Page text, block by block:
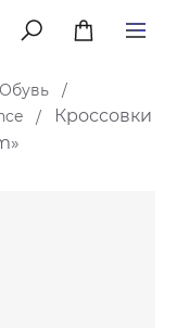
меню
Обувь
/
/
Кроссовки